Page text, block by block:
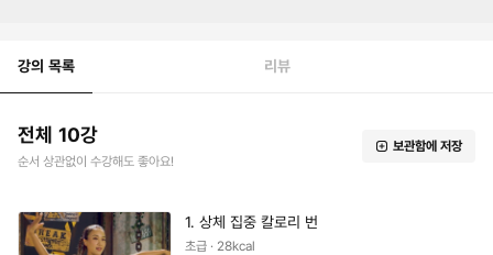
강의 목록 리뷰
전체 10강
순서 상관없이 수강해도 좋아요!
보관함에 저장
1. 상체 집중 칼로리 번
초급 · 28kcal